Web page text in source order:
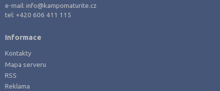
e-mail:info@kampomaturite.cz
tel: +420 606 411 115
Informace
Kontakty
Mapa serveru
RSS
Reklama